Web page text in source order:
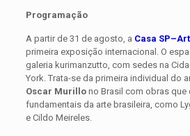
Programação
A partir de 31 de agosto, a Casa
primeira exposição internacional. O
galeria kurimanzutto, com sedes na
York. Trata-se da primeira individual do
Oscar Murillono Brasil com obras que
fundamentais da arte brasileira, como
e Cildo Meireles.